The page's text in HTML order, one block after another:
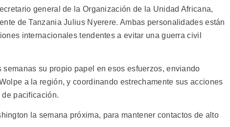
general de la Organización de la Unidad Africana,
de Tanzania Julius Nyerere. Ambas personalidades están
internacionales tendentes a evitar una guerra civil
su propio papel en esos esfuerzos, enviando
a la región, y coordinando estrechamente sus acciones
pacificación.
la semana próxima, para mantener contactos de alto